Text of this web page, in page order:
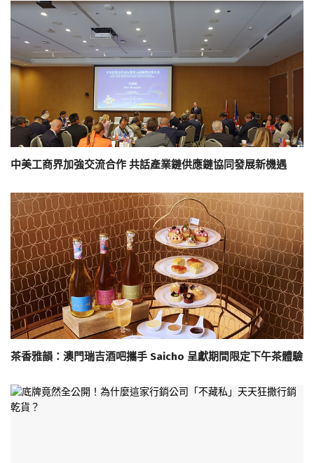
中美工商界加強交流合作 共話產業鏈供應鏈協同發展新機遇
茶香雅韻：澳門瑞吉酒吧攜手 Saicho 呈獻期間限定下午茶體驗